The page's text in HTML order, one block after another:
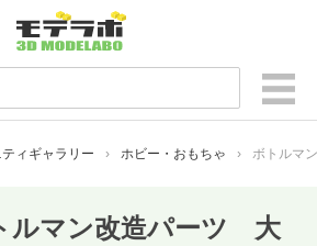
ィギャラリー ホビー・おもちゃ ボトルマ
ルマン改造パーツ 大